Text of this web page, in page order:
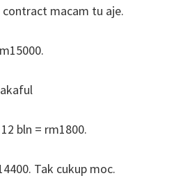
macam tu aje.
bln = rm1800.
Tak cukup moc.